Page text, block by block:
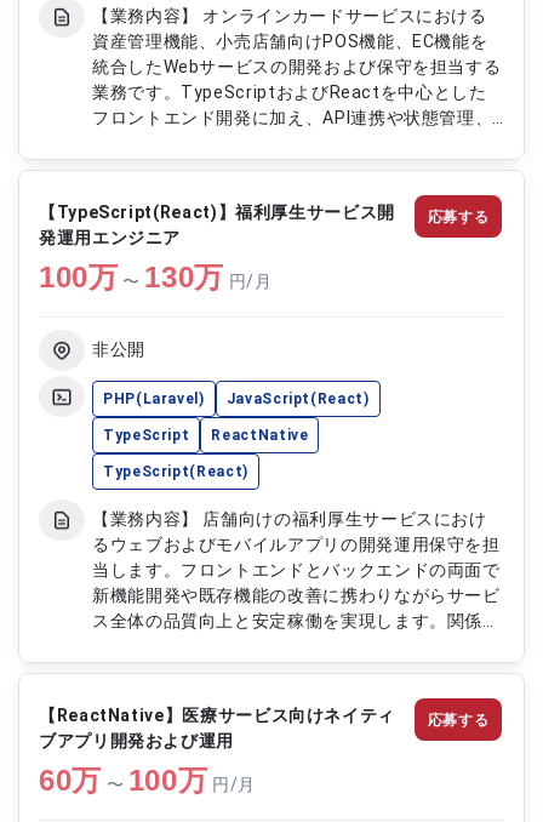
【業務内容】 オンラインカードサービスにおける
資産管理機能、小売店舗向けPOS機能、EC機能を
統合したWebサービスの開発および保守を担当する
業務です。TypeScriptおよびReactを中心とした
フロントエンド開発に加え、API連携や状態管理、
を支援します。既存機能の改修や新規機能開発、パ
フォーマンス改善、保守対応などを通じて、継続的
なサービス改善に貢献します。 【作業内容】 ・
ReactおよびTypeScriptを用いたフロントエンド
開発および実装 ・WebサービスのUI設計およびコン
ポーネント開発 ・API連携の実装およびバックエン
具合修正対応 ・パフォーマンス改善およびコード
環境の構築および運用対応 ・テスト対応および品
質確認作業の実施 ・保守運用における問い合わせ
対応および調査対応
【TypeScript(React)】福利厚生サービス開
発運用エンジニア
100万 〜 130万 円/月
非公開
PHP(Laravel) JavaScript(React)
TypeScript ReactNative
TypeScript(React)
【業務内容】 店舗向けの福利厚生サービスにおけ
るウェブおよびモバイルアプリの開発運用保守を担
当します。フロントエンドとバックエンドの両面で
新機能開発や既存機能の改善に携わりながらサービ
ス全体の品質向上と安定稼働を実現します。関係者
コードレビューを通じて品質を担保します。またア
ーキテクチャの検討やパフォーマンス改善など技術
的な最適化にも関与し継続的なサービス成長を支え
ます。 【作業内容】 ・フロントエンドおよびバッ
クエンドの新機能開発 ・設計および実装対応 ・ア
ーキテクチャ検討および構成改善 ・設計レビュー
応募する
【ReactNative】医療サービス向けネイティ
ブアプリ開発および運用
60万 〜 100万 円/月
応募する